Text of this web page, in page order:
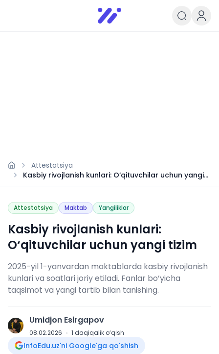
Infoedu
Ta&#039;lim xabarlari va
Attestatsiya
Kasbiy rivojlanish kunlari: O‘qituvchilar uchun yangi
tizim
Attestatsiya Maktab Yangiliklar
Kasbiy rivojlanish kunlari:
O‘qituvchilar uchun yangi tizim
2025-yil 1-yanvardan maktablarda kasbiy rivojlanish
kunlari va soatlari joriy etiladi. Fanlar bo’yicha
taqsimot va yangi tartib bilan tanishing.
U Umidjon Esirgapov
08.02.2026 · 1 daqiqalik o‘qish
InfoEdu.uz'ni Google'ga qo'shish